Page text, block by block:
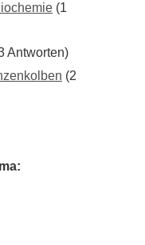
(1
Antworten)
(2